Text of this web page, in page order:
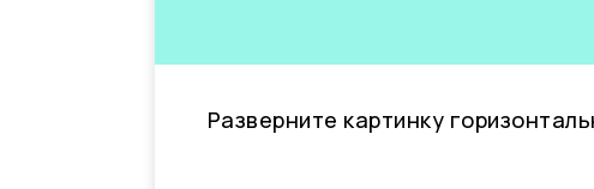
Разверните картинку